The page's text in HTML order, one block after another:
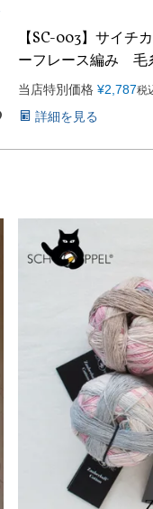
【SC-003】サイチ
ーフレース編み 毛
当店特別価格 ¥2,787税
詳細を見る